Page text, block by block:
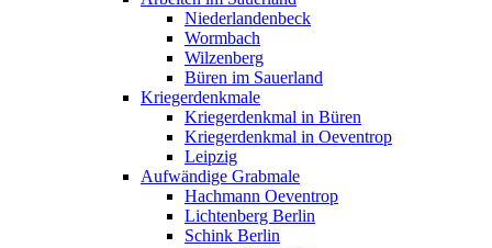
Niederlandenbeck
Wormbach
Wilzenberg
Büren im Sauerland
Kriegerdenkmale
Kriegerdenkmal in Büren
Kriegerdenkmal in Oeventrop
Leipzig
Aufwändige Grabmale
Hachmann Oeventrop
Lichtenberg Berlin
Schink Berlin